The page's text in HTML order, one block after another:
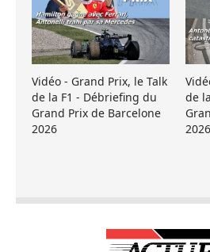
Vidéo - Grand Prix, le Talk
de la F1 - Débriefing du
Grand Prix de Barcelone
2026
de
2026